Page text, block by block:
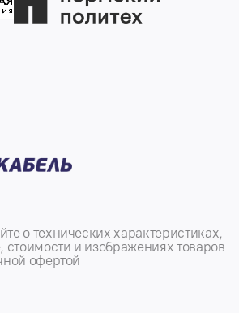
о технических характеристиках,
стоимости и изображениях товаров
офертой